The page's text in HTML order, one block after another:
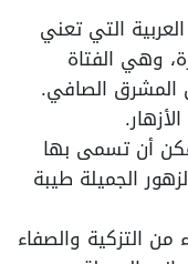
التي تعني
وهي الفتاة
المشرق الصافي.
أن تسمى بها
الجميلة طيبة
التزكية والصفاء